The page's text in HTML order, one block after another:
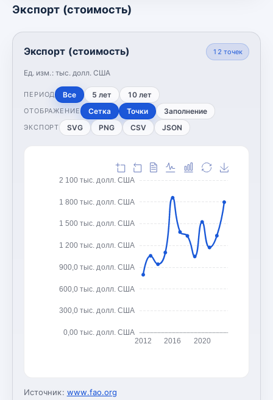
Экспорт (стоимость)
Экспорт (стоимость)
Ед. изм.: тыс. долл. США
12 точек
ПЕРИОД Все 5 лет 10 лет
ОТОБРАЖЕНИЕ Сетка Точки Заполнение
ЭКСПОРТ SVG PNG CSV JSON
0,00 тыс. долл. США
300,0 тыс. долл. США
600,0 тыс. долл. США
900,0 тыс. долл. США
1 200 тыс. долл. США
1 500 тыс. долл. США
1 800 тыс. долл. США
2 100 тыс. долл. США
2012 2016 2020
Источник: www.fao.org